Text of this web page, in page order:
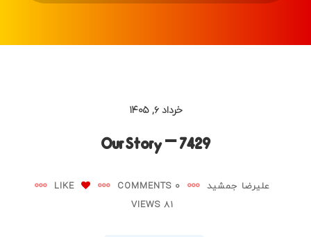
خرداد ۶, ۱۴۰۵
Our Story – 7429
علیرضا جمشید 0 COMMENTS
LIKE
81 VIEWS